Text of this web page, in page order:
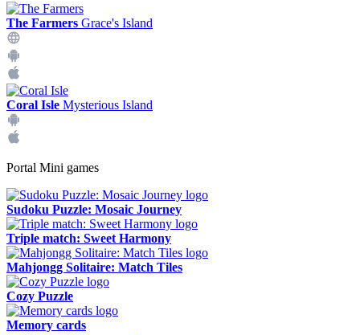
The Farmers Grace's Island
Coral Isle Mysterious Island
Portal Mini games
Sudoku Puzzle: Mosaic Journey
Triple match: Sweet Harmony
Mahjongg Solitaire: Match Tiles
Cozy Puzzle
Memory cards